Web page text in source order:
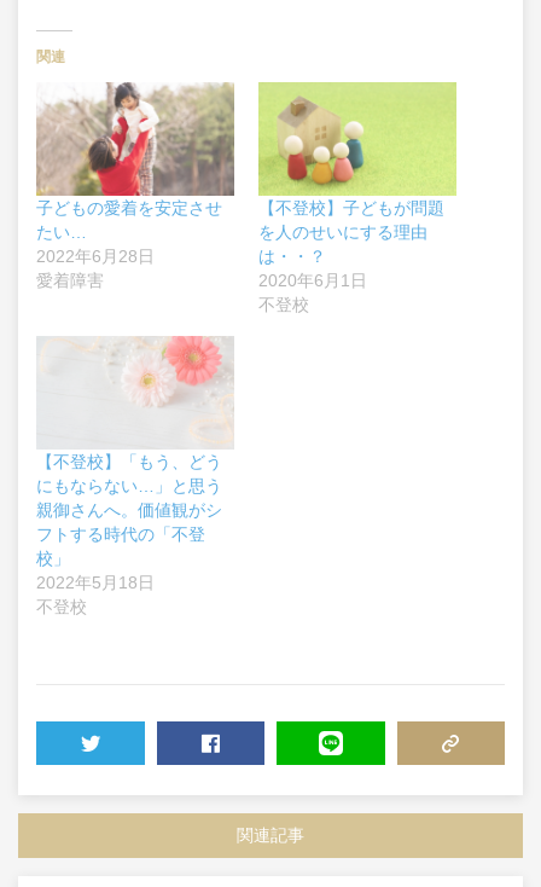
関連
子どもの愛着を安定させ
たい…
2022年6月28日
愛着障害
【不登校】子どもが問題
を人のせいにする理由
は・・？
2020年6月1日
不登校
【不登校】「もう、どう
にもならない…」と思う
親御さんへ。価値観がシ
フトする時代の「不登
校」
2022年5月18日
不登校
関連記事